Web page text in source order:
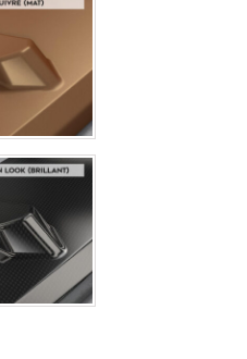
avant pour Skoda Octavia III